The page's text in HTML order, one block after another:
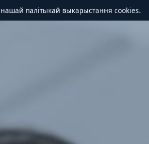
палітыкай выкарыстання cookies.